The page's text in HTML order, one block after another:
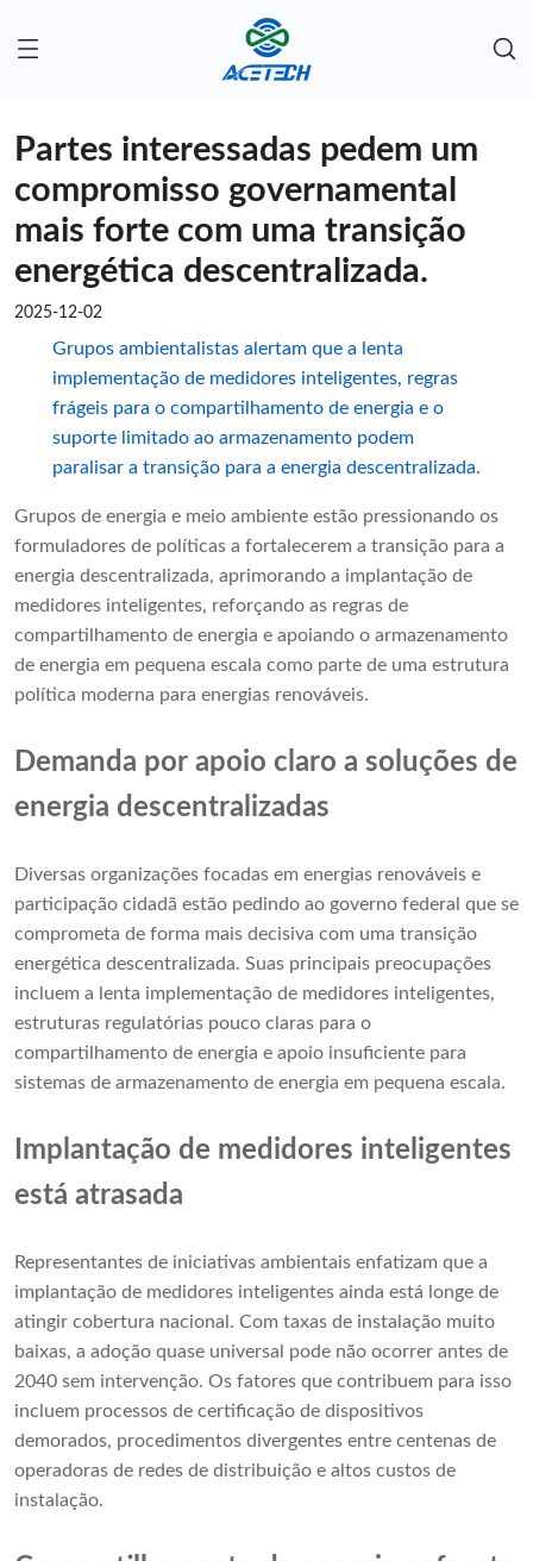
Partes interessadas pedem um
compromisso governamental
mais forte com uma transição
energética descentralizada.
2025-12-02
Grupos ambientalistas alertam que a lenta
implementação de medidores inteligentes, regras
frágeis para o compartilhamento de energia e o
suporte limitado ao armazenamento podem
paralisar a transição para a energia descentralizada.
Grupos de energia e meio ambiente estão pressionando os
formuladores de políticas a fortalecerem a transição para a
energia descentralizada, aprimorando a implantação de
medidores inteligentes, reforçando as regras de
compartilhamento de energia e apoiando o armazenamento
de energia em pequena escala como parte de uma estrutura
política moderna para energias renováveis.
Demanda por apoio claro a soluções de
energia descentralizadas
Diversas organizações focadas em energias renováveis ​​e
participação cidadã estão pedindo ao governo federal que se
comprometa de forma mais decisiva com uma transição
energética descentralizada. Suas principais preocupações
incluem a lenta implementação de medidores inteligentes,
estruturas regulatórias pouco claras para o
compartilhamento de energia e apoio insuficiente para
sistemas de armazenamento de energia em pequena escala.
Implantação de medidores inteligentes
está atrasada
Representantes de iniciativas ambientais enfatizam que a
implantação de medidores inteligentes ainda está longe de
atingir cobertura nacional. Com taxas de instalação muito
baixas, a adoção quase universal pode não ocorrer antes de
2040 sem intervenção. Os fatores que contribuem para isso
incluem processos de certificação de dispositivos
demorados, procedimentos divergentes entre centenas de
operadoras de redes de distribuição e altos custos de
instalação.